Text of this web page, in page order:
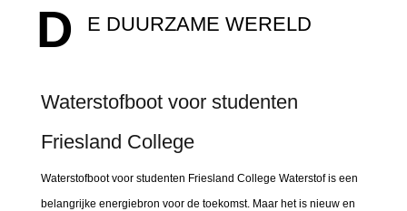
D E DUURZAME WERELD
Waterstofboot voor studenten
Friesland College
Waterstofboot voor studenten Friesland College Waterstof is een
belangrijke energiebron voor de toekomst. Maar het is nieuw en